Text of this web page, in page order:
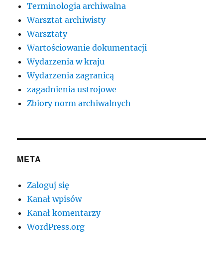
Terminologia archiwalna
Warsztat archiwisty
Warsztaty
Wartościowanie dokumentacji
Wydarzenia w kraju
Wydarzenia zagranicą
zagadnienia ustrojowe
Zbiory norm archiwalnych
META
Zaloguj się
Kanał wpisów
Kanał komentarzy
WordPress.org